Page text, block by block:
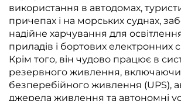
використання в автодомах,
причепах і на морських суднах,
надійне харчування для
приладів і бортових електронних
Крім того, він чудово працює в
резервного живлення,
безперебійного живлення (UPS),
джерела живлення та автономні